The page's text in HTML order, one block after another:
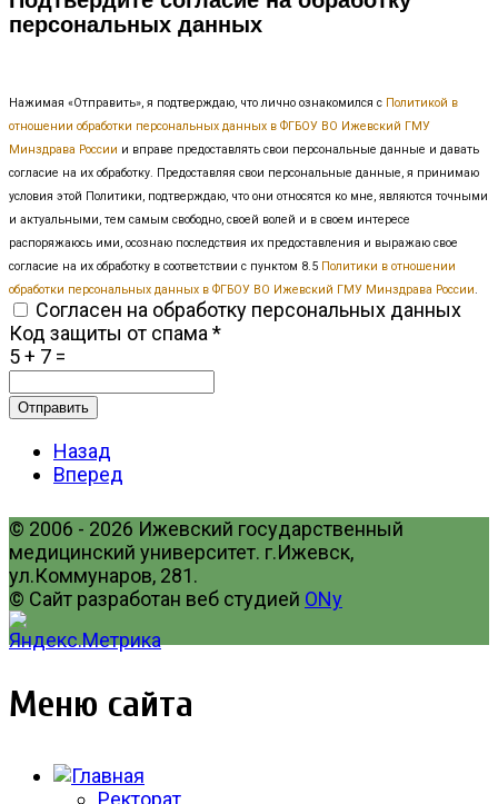
персональных данных
Нажимая «Отправить», я подтверждаю, что лично ознакомился с Политикой в
отношении обработки персональных данных в ФГБОУ ВО Ижевский ГМУ
Минздрава России и вправе предоставлять свои персональные данные и давать
согласие на их обработку. Предоставляя свои персональные данные, я принимаю
условия этой Политики, подтверждаю, что они относятся ко мне, являются точными
и актуальными, тем самым свободно, своей волей и в своем интересе
распоряжаюсь ими, осознаю последствия их предоставления и выражаю свое
согласие на их обработку в соответствии с пунктом 8.5 Политики в отношении
обработки персональных данных в ФГБОУ ВО Ижевский ГМУ Минздрава России.
Согласен на обработку персональных данных
Код защиты от спама *
5 + 7 =
Отправить
Назад
Вперед
© 2006 - 2026 Ижевский государственный
медицинский университет. г.Ижевск,
ул.Коммунаров, 281.
© Сайт разработан веб студией ONy
Меню сайта
Ректорат